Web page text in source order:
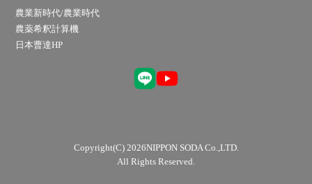
農業新時代/農業時代
農薬希釈計算機
日本曹達HP
Copyright(C) 2026NIPPON SODA Co.,LTD.
All Rights Reserved.